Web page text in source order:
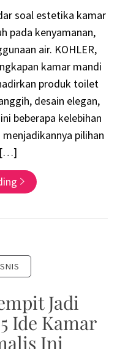
soal estetika kamar
pada kenyamanan,
air. KOHLER,
kamar mandi
produk toilet
desain elegan,
beberapa kelebihan
pilihan
[…]
Jadi
Ide Kamar
Ini